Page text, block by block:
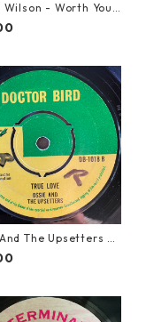
Wilson - Worth Your
In Gold【7-21965】
The Upsetters -
【7-22000】